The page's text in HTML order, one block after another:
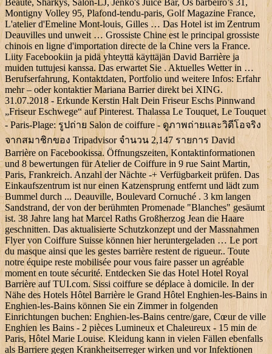
Beauté, Sharkys, Salon-LJ, Jenko's Juice Bar, Os barbeiro’s 31,
Montigny Volley 95, Plafond-tendu-paris, Golf Magazine France,
L'atelier d'Emeline Mont-louis, Gilles … Das Hotel ist im Zentrum
Deauvilles und unweit … Grossiste Chine est le principal grossiste
chinois en ligne d'importation directe de la Chine vers la France.
Liity Facebookiin ja pidä yhteyttä käyttäjän David Barrière ja
muiden tuttujesi kanssa. Das erwartet Sie . Aktuelles Wetter in …
Berufserfahrung, Kontaktdaten, Portfolio und weitere Infos: Erfahr
mehr – oder kontaktier Mariana Barrier direkt bei XING.
31.07.2018 - Erkunde Kerstin Halt Dein Friseur Eschs Pinnwand
„Friseur Eschwege“ auf Pinterest. Thalassa Le Touquet, Le Touquet
- Paris-Plage: รูปถ่าย Salon de coiffure - ดูภาพถ่ายและวิดีโอจริง
จากสมาชิกของ Tripadvisor จำนวน 2,147 รายการ David
Barrière on Facebookissa. Öffnungszeiten, Kontaktinformationen
und 8 bewertungen für Atelier de Coiffure in 9 rue Saint Martin,
Paris, Frankreich. Anzahl der Nächte -+ Verfügbarkeit prüfen. Das
Einkaufszentrum ist nur einen Katzensprung entfernt und lädt zum
Bummel durch ... Deauville, Boulevard Cornuché . 3 km langen
Sandstrand, der von der berühmten Promenade "Blanches" gesäumt
ist. 38 Jahre lang hat Marcel Raths Großherzog Jean die Haare
geschnitten. Das aktualisierte Schutzkonzept und der Massnahmen
Flyer von Coiffure Suisse können hier heruntergeladen … Le port
du masque ainsi que les gestes barrière restent de rigueur.. Toute
notre équipe reste mobilisée pour vous faire passer un agréable
moment en toute sécurité. Entdecken Sie das Hotel Hotel Royal
Barrière auf TUI.com. Sissi coiffure se déplace à domicile. In der
Nähe des Hotels Hôtel Barrière le Grand Hôtel Enghien-les-Bains in
Enghien-les-Bains können Sie ein Zimmer in folgenden
Einrichtungen buchen: Enghien-les-Bains centre/gare, Cœur de ville
Enghien les Bains - 2 pièces Lumineux et Chaleureux - 15 min de
Paris, Hôtel Marie Louise. Kleidung kann in vielen Fällen ebenfalls
als Barriere gegen Krankheitserreger wirken und vor Infektionen